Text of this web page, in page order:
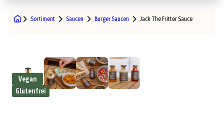
Sortiment Saucen Burger Saucen Jack The Fritter Sauce
Vegan
Glutenfrei